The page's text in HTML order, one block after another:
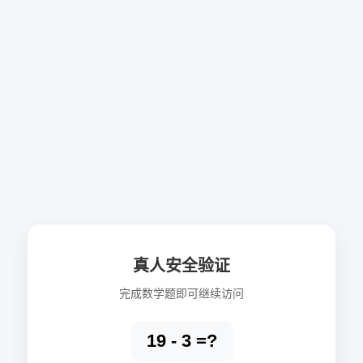
真人安全验证
完成数学题即可继续访问
19 - 3 =?